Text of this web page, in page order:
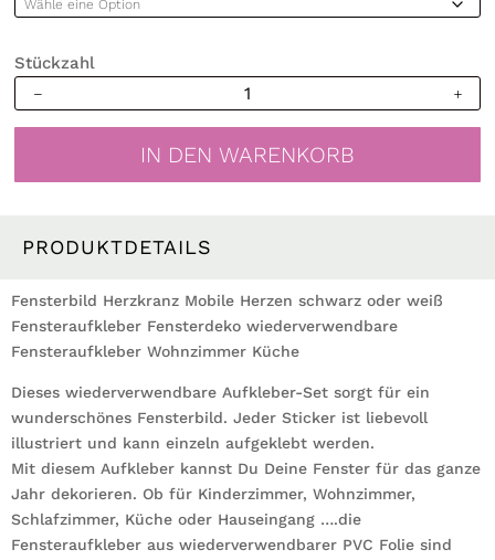
Stückzahl
Herzkranz
Fensteraufkleber
wiederverwendbare
Fensteraufkleber
Wohnzimmer
Menge
IN DEN WARENKORB
PRODUKTDETAILS
Fensterbild Herzkranz Mobile Herzen schwarz oder weiß
Fensteraufkleber Fensterdeko wiederverwendbare
Fensteraufkleber Wohnzimmer Küche
Dieses wiederverwendbare Aufkleber-Set sorgt für ein
wunderschönes Fensterbild. Jeder Sticker ist liebevoll
illustriert und kann einzeln aufgeklebt werden.
Mit diesem Aufkleber kannst Du Deine Fenster für das ganze
Jahr dekorieren. Ob für Kinderzimmer, Wohnzimmer,
Schlafzimmer, Küche oder Hauseingang ….die
Fensteraufkleber aus wiederverwendbarer PVC Folie sind